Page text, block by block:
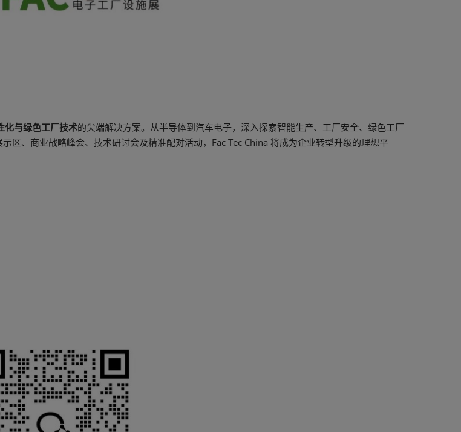
化与绿色工厂技术的尖端解决方案。从半导体到汽车电子，深入探索智能生产、工厂安全、绿色工厂
区、商业战略峰会、技术研讨会及精准配对活动，Fac Tec China 将成为企业转型升级的理想平